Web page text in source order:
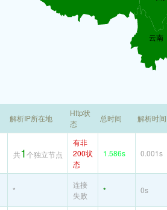
解析IP所在地
Http状
态
总时间 解析时间
共1个独立节点
有非
200状
态
1.586s 0.001s
*
连接
失败
* 0s